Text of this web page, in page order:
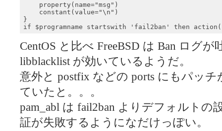
    property(name="msg")
    constant(value="\n")
}
if $programname startswith 'fail2ban' then
CentOS と比べ FreeBSD は Ban ログ
libblacklist が効いているようだ。
意外と postfix などの ports にもパッ
ていたと。。。
pam_abl は fail2ban よりデフォルト
証が失敗するようになだけっぽい。